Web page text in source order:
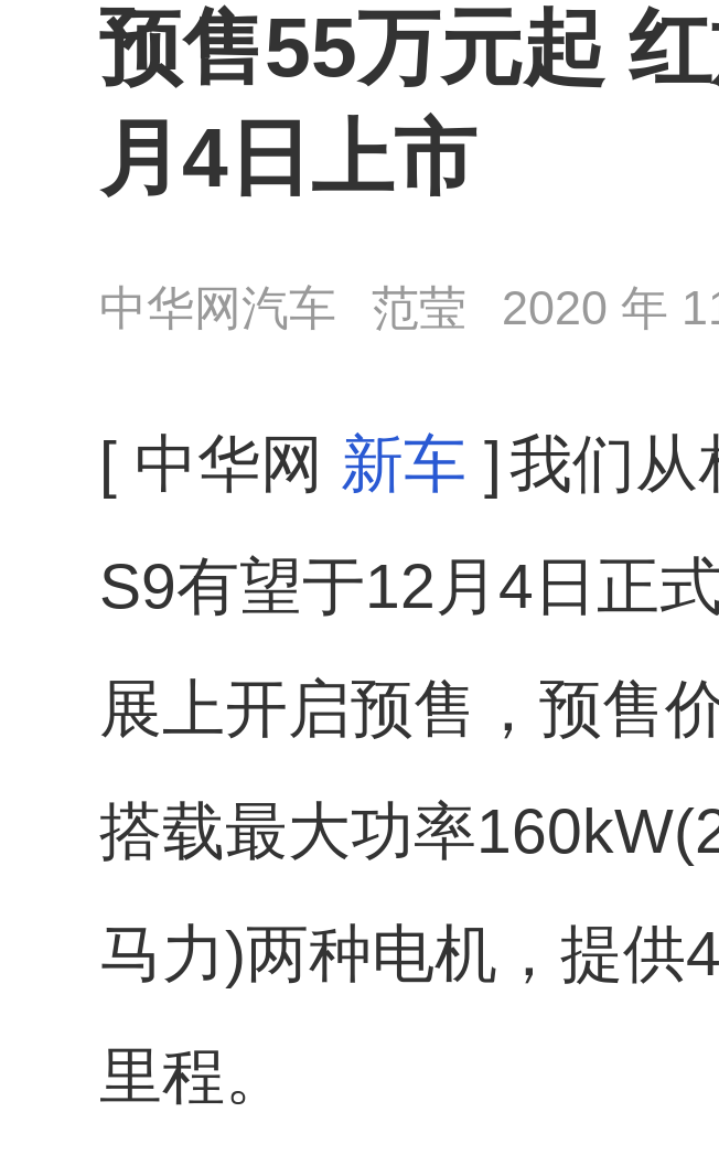
预售55万元起
月4日上市
中华网汽车 范莹 2020 年
[ 中华网 新车 ]我们从
S9有望于12月4日正
展上开启预售，预售
搭载最大功率
马力)两种电机，提供
里程。